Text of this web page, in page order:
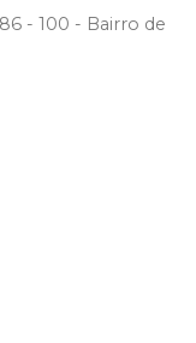
- 100 - Bairro de